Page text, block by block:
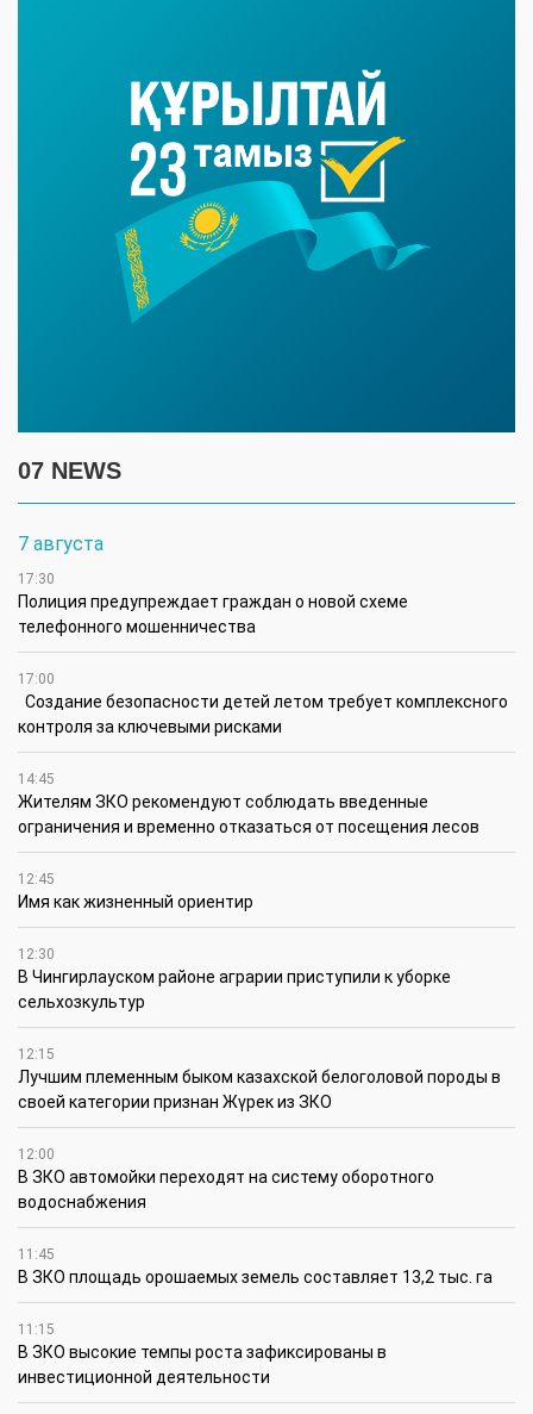
07 NEWS
7 августа
17:30
Полиция предупреждает граждан о новой схеме
телефонного мошенничества
17:00
Создание безопасности детей летом требует комплексного
контроля за ключевыми рисками
14:45
Жителям ЗКО рекомендуют соблюдать введенные
ограничения и временно отказаться от посещения лесов
12:45
Имя как жизненный ориентир
12:30
В Чингирлауском районе аграрии приступили к уборке
сельхозкультур
12:15
Лучшим племенным быком казахской белоголовой породы в
своей категории признан Жүрек из ЗКО
12:00
В ЗКО автомойки переходят на систему оборотного
водоснабжения
11:45
В ЗКО площадь орошаемых земель составляет 13,2 тыс. га
11:15
В ЗКО высокие темпы роста зафиксированы в
инвестиционной деятельности